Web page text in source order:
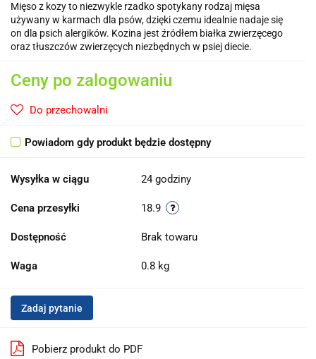
Mięso z kozy to niezwykle rzadko spotykany rodzaj mięsa
używany w karmach dla psów, dzięki czemu idealnie nadaje się
on dla psich alergików. Kozina jest źródłem białka zwierzęcego
oraz tłuszczów zwierzęcych niezbędnych w psiej diecie.
Ceny po zalogowaniu
Do przechowalni
Powiadom gdy produkt będzie dostępny
Wysyłka w ciągu 24 godziny
Cena przesyłki 18.9
Dostępność Brak towaru
Waga 0.8 kg
Zadaj pytanie
Pobierz produkt do PDF